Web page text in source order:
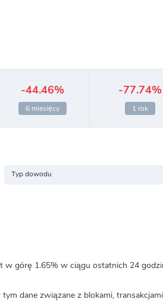
-44.46%
6 miesięcy
-77.74%
1 rok
Typ dowodu
w górę 1.65% w ciągu ostatnich 24
dane związane z blokami,